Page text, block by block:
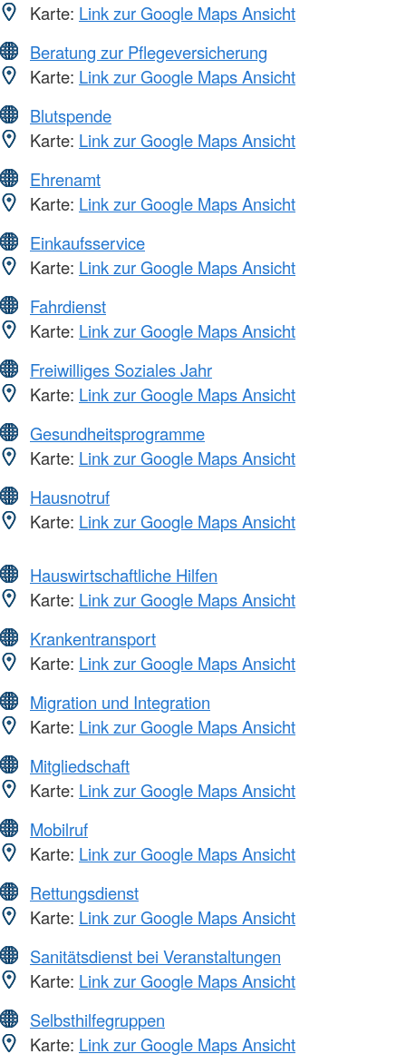
Karte: Link zur Google Maps Ansicht
Beratung zur Pflegeversicherung
Karte: Link zur Google Maps Ansicht
Blutspende
Karte: Link zur Google Maps Ansicht
Ehrenamt
Karte: Link zur Google Maps Ansicht
Einkaufsservice
Karte: Link zur Google Maps Ansicht
Fahrdienst
Karte: Link zur Google Maps Ansicht
Freiwilliges Soziales Jahr
Karte: Link zur Google Maps Ansicht
Gesundheitsprogramme
Karte: Link zur Google Maps Ansicht
Hausnotruf
Karte: Link zur Google Maps Ansicht
Hauswirtschaftliche Hilfen
Karte: Link zur Google Maps Ansicht
Krankentransport
Karte: Link zur Google Maps Ansicht
Migration und Integration
Karte: Link zur Google Maps Ansicht
Mitgliedschaft
Karte: Link zur Google Maps Ansicht
Mobilruf
Karte: Link zur Google Maps Ansicht
Rettungsdienst
Karte: Link zur Google Maps Ansicht
Sanitätsdienst bei Veranstaltungen
Karte: Link zur Google Maps Ansicht
Selbsthilfegruppen
Karte: Link zur Google Maps Ansicht